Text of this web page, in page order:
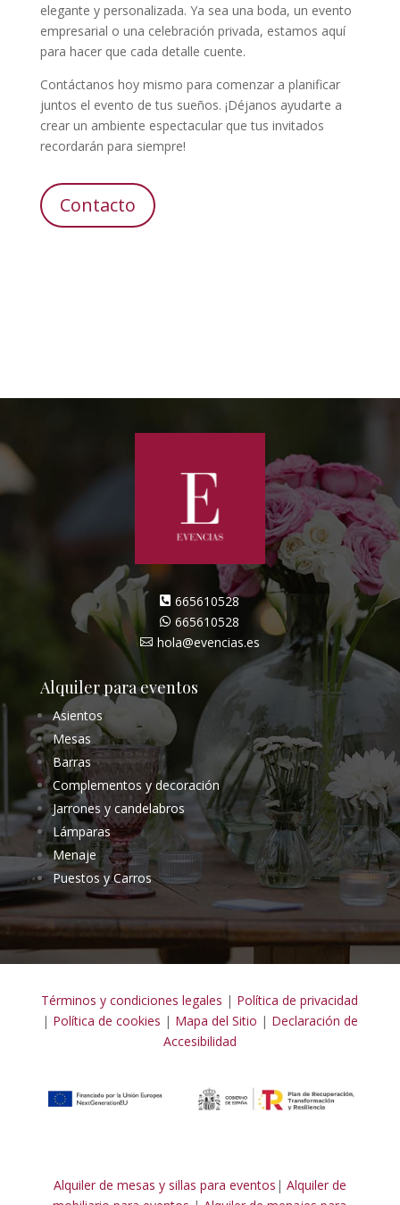
elegante y personalizada. Ya sea una boda, un evento
empresarial o una celebración privada, estamos aquí
para hacer que cada detalle cuente.
Contáctanos hoy mismo para comenzar a planificar
juntos el evento de tus sueños. ¡Déjanos ayudarte a
crear un ambiente espectacular que tus invitados
recordarán para siempre!
Contacto
 665610528
 665610528
 hola@evencias.es
Alquiler para eventos
Asientos
Mesas
Barras
Complementos y decoración
Jarrones y candelabros
Lámparas
Menaje
Puestos y Carros
Términos y condiciones legales | Política de privacidad
| Política de cookies | Mapa del Sitio | Declaración de
Accesibilidad
Alquiler de mesas y sillas para eventos | Alquiler de